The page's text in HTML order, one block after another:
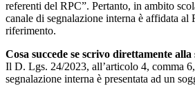
referenti del RPC”. Pertanto, in ambito
canale di segnalazione interna è affidata al
riferimento.
Cosa succede se scrivo direttamente alla
Il D. Lgs. 24/2023, all’articolo 4, comma
segnalazione interna è presentata ad un